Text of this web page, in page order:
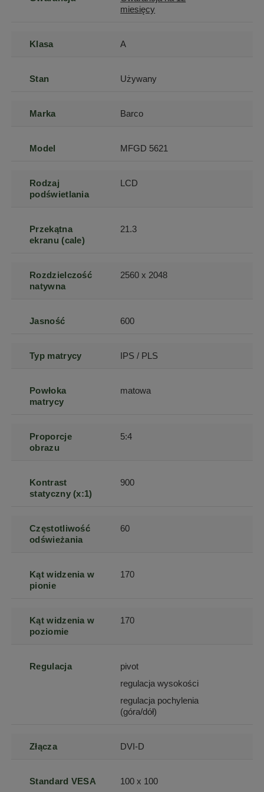
miesięcy
Klasa A
Stan Używany
Marka Barco
Model MFGD 5621
Rodzaj
podświetlania
LCD
Przekątna
ekranu (cale)
21.3
Rozdzielczość
natywna
2560 x 2048
Jasność 600
Typ matrycy IPS / PLS
Powłoka
matrycy
matowa
Proporcje
obrazu
5:4
Kontrast
statyczny (x:1)
900
Częstotliwość
odświeżania
60
Kąt widzenia w
pionie
170
Kąt widzenia w
poziomie
170
Regulacja
pivot
regulacja wysokości
regulacja pochylenia
(góra/dół)
Złącza DVI-D
Standard VESA 100 x 100